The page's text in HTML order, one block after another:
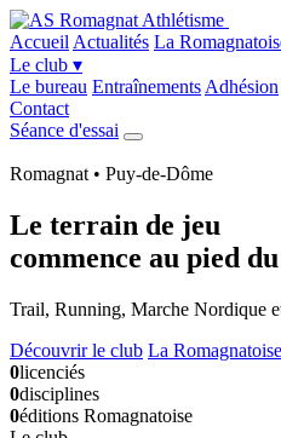
Accueil Actualités La
Le club ▾
Le bureau Entraînements Adhésion
Contact
Séance d'essai
Romagnat • Puy-de-Dôme
Le terrain de jeu
commence au pied
Trail, Running, Marche Nordique
Découvrir le club La
0licenciés
0disciplines
0éditions Romagnatoise